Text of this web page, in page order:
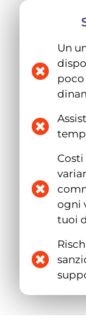
Un
ogni
tuoi